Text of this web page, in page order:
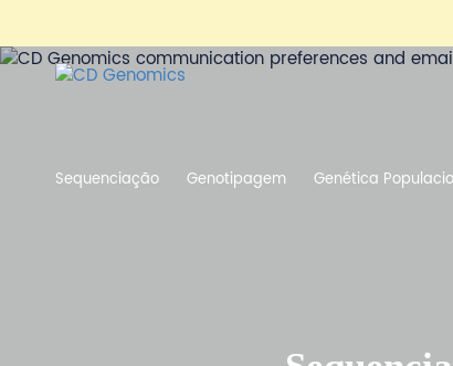
Sequenciação Genotipagem Genética